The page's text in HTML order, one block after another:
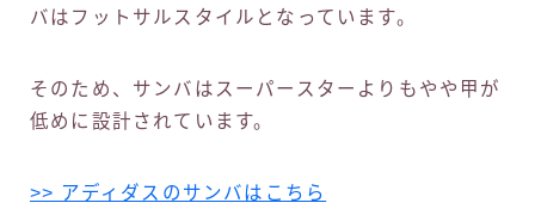
バはフットサルスタイルとなっています。
そのため、サンバはスーパースターよりもやや甲が
低めに設計されています。
>> アディダスのサンバはこちら